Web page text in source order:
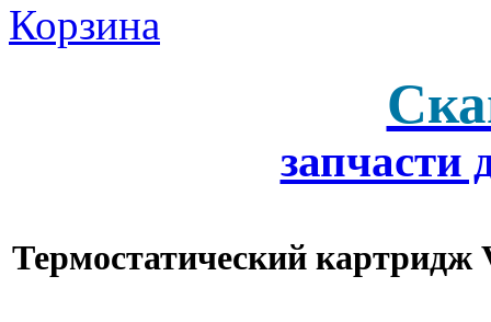
Корзина
запчасти
Термостатический картридж